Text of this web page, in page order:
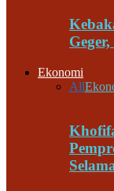
Ekonomi
All